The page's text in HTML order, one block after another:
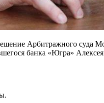
Арбитражного суда
банка «Югра»